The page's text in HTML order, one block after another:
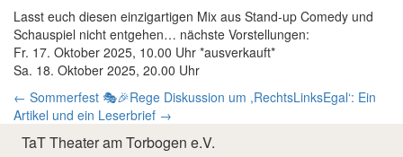
Lasst euch diesen einzigartigen Mix aus Stand-up Comedy und
Schauspiel nicht entgehen… nächste Vorstellungen:
Fr. 17. Oktober 2025, 10.00 Uhr *ausverkauft*
Sa. 18. Oktober 2025, 20.00 Uhr
← Sommerfest 🎭🎉Rege Diskussion um ,RechtsLinksEgal‘: Ein
Artikel und ein Leserbrief →
TaT Theater am Torbogen e.V.